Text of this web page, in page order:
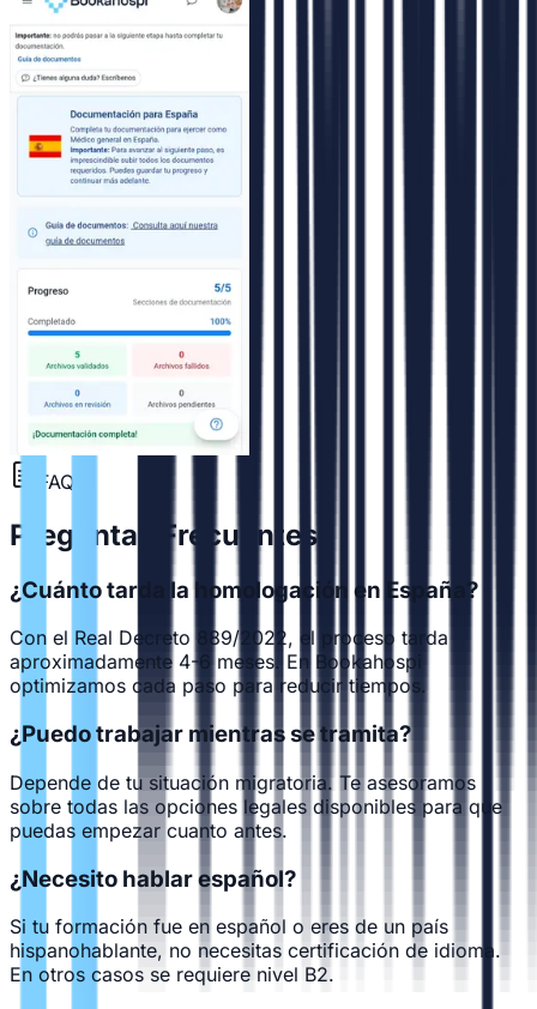
FAQ
Preguntas Frecuentes
¿Cuánto tarda la homologación en España?
Con el Real Decreto 889/2022, el proceso tarda
aproximadamente 4-6 meses. En Bookahospi
optimizamos cada paso para reducir tiempos.
¿Puedo trabajar mientras se tramita?
Depende de tu situación migratoria. Te asesoramos
sobre todas las opciones legales disponibles para que
puedas empezar cuanto antes.
¿Necesito hablar español?
Si tu formación fue en español o eres de un país
hispanohablante, no necesitas certificación de idioma.
En otros casos se requiere nivel B2.